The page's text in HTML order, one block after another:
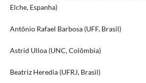
Elche, Espanha)
Antônio Rafael Barbosa (UFF, Brasil)
Astrid Ulloa (UNC, Colômbia)
Beatriz Heredia (UFRJ, Brasil)